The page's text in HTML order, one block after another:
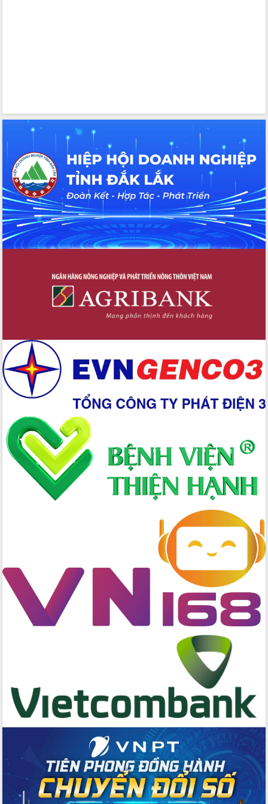
tại Trung tâm Phục vụ hành chính
công tỉnh
Đắk Lắk: Tôn vinh 46 giải pháp tại Hội
thi Sáng tạo Kỹ thuật 2024 - 2025
Đắk Lắk rà soát, điều chỉnh Đề án 190
về phát triển nuôi trồng thủy sản
Phó Chủ tịch UBND tỉnh Đắk Lắk
Trương Công Thái kiểm tra thực địa
Dự án cao tốc Khánh Hòa - Buôn Ma
Thuột
Định vị cà phê Việt Nam như một “di
Xây dựng nông thôn mới: Nâng cao đời
sống người dân từ những mô hình thiết
Quyết liệt tháo gỡ vướng mắc, đẩy
Hòn Yến phát triển du lịch gắn với bảo
tồn biển
Lấy ý kiến điều chỉnh Quy hoạch tỉnh
Đắk Lắk thời kỳ 2021-2030, tầm nhìn
đến năm 2050
Phát động chiến dịch 30 ngày đêm
giải phóng mặt bằng Tuyến đường bộ
ven biển
Đắk Lắk nỗ lực thúc đẩy tăng trưởng
kinh tế từ 10% trở lên trong Quý
II/2026
Đắk Lắk ký kết thỏa thuận hợp tác về
cho trạm y tế cấp xã
Du lịch Đắk Lắk nâng tầm trải nghiệm
du khách thông qua Hệ thống cơ sở dữ
liệu và Bản đồ số
Tập huấn ứng dụng trí tuệ nhân tạo (AI)
Quyết liệt cải cách hành chính, khơi
thông nguồn lực phát triển
Nâng cao hiệu lực, hiệu quả HĐND
tỉnh thông qua hiện đại hóa hành chính
Xã Ea Phê gắn cải cách hành chính với
Phó Chủ tịch Thường trực UBND tỉnh
Hồ Thị Nguyên Thảo làm việc tại Trung
tâm Phục vụ hành chính công xã Ea